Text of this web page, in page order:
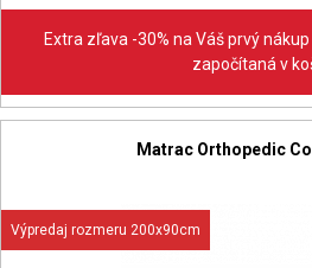
Extra zľava -30% na Váš prvý
započítaná v
Matrac Orthopedic
Výpredaj rozmeru 200x90cm